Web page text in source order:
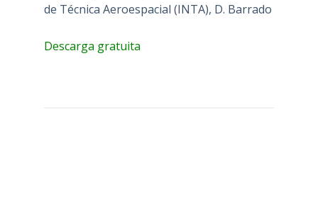
de Técnica Aeroespacial (INTA), D. Barrado
Descarga gratuita